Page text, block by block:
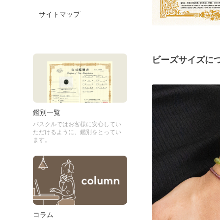
サイトマップ
鑑別一覧
パスクルではお客様に安心してい
ただけるように、鑑別をとってい
ます。
コラム
ビーズサイズに